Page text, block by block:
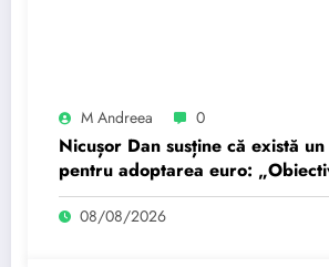
M Andreea 0
Nicușor Dan susține că există
pentru adoptarea euro:
fi realizate dacă…
08/08/2026